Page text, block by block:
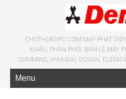
CHOTHUEGPC COM MAY PHAT
KHẨU, PHÂN PHỐI, BÁN LẺ MÁY
CUMMINS, HYUHDAI, DOSAN,
Menu